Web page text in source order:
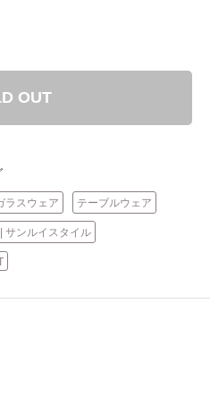
OUT
ラスウェア テーブルウェア
サンルイスタイル